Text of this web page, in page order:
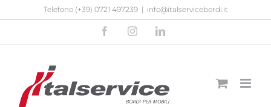
contenuto
Telefono (+39) 0721 497239 | info@italservicebordi.it
FacebookInstagramLinkedIn